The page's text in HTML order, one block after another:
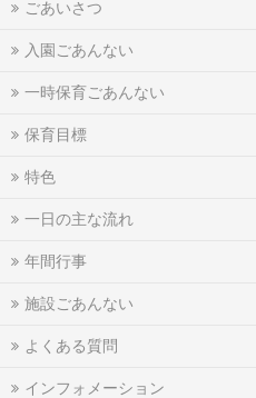
ごあいさつ
入園ごあんない
一時保育ごあんない
保育目標
特色
一日の主な流れ
年間行事
施設ごあんない
よくある質問
インフォメーション